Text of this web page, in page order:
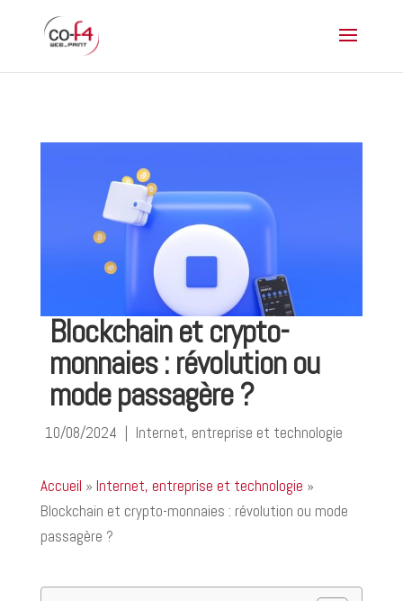
Blockchain et crypto-
monnaies : révolution ou
mode passagère ?
10/08/2024 | Internet, entreprise et technologie
Accueil » Internet, entreprise et technologie »
Blockchain et crypto-monnaies : révolution ou mode
passagère ?